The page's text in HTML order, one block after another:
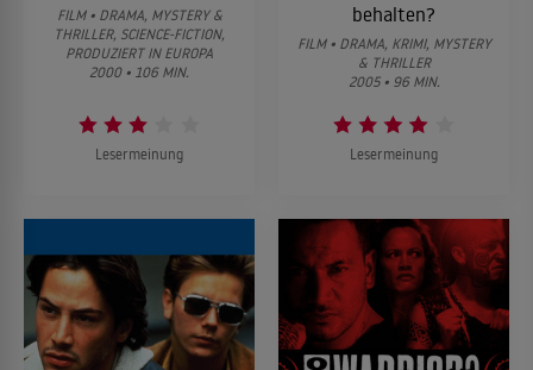
FILM • DRAMA, MYSTERY &
THRILLER, SCIENCE-FICTION,
PRODUZIERT IN EUROPA
2000 • 106 MIN.
Lesermeinung
behalten?
FILM • DRAMA, KRIMI, MYSTERY
& THRILLER
2005 • 96 MIN.
Lesermeinung